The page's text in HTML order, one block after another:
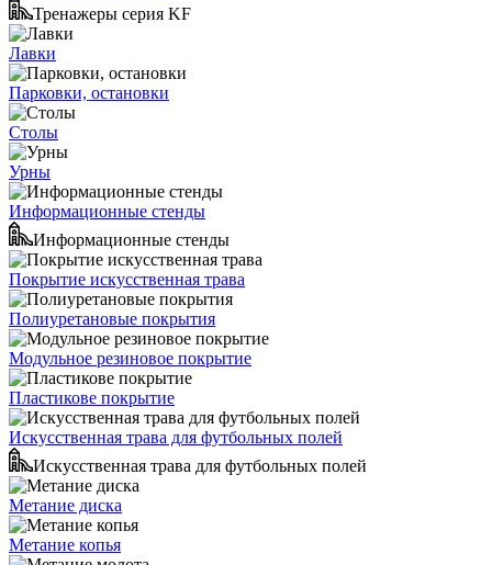
Тренажеры серия KF
Лавки
Парковки, остановки
Столы
Урны
Информационные стенды
Информационные стенды
Покрытие искусственная трава
Полиуретановые покрытия
Модульное резиновое покрытие
Пластикове покрытие
Искусственная трава для футбольных полей
Искусственная трава для футбольных полей
Метание диска
Метание копья